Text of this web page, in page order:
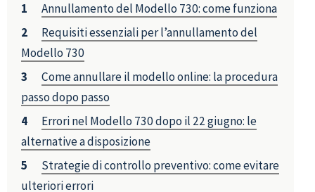
Annullamento del Modello 730: come funziona
Requisiti essenziali per l’annullamento del
Modello 730
Come annullare il modello online: la procedura
passo dopo passo
Errori nel Modello 730 dopo il 22 giugno: le
alternative a disposizione
Strategie di controllo preventivo: come evitare
ulteriori errori